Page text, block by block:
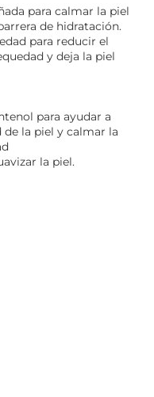
para calmar la piel
de hidratación.
para reducir el
y deja la piel
para ayudar a
la piel y calmar la
la piel.